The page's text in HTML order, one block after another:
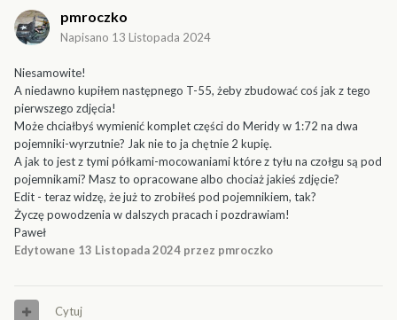
pmroczko
Napisano 13 Listopada 2024
Niesamowite!
A niedawno kupiłem następnego T-55, żeby zbudować coś jak z tego
pierwszego zdjęcia!
Może chciałbyś wymienić komplet części do Meridy w 1:72 na dwa
pojemniki-wyrzutnie? Jak nie to ja chętnie 2 kupię.
A jak to jest z tymi półkami-mocowaniami które z tyłu na czołgu są pod
pojemnikami? Masz to opracowane albo chociaż jakieś zdjęcie?
Edit - teraz widzę, że już to zrobiłeś pod pojemnikiem, tak?
Życzę powodzenia w dalszych pracach i pozdrawiam!
Paweł
Edytowane 13 Listopada 2024 przez pmroczko
Cytuj